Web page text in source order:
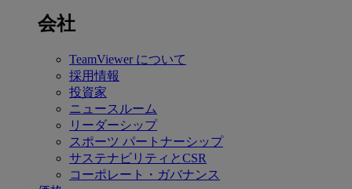
会社
TeamViewer について
採用情報
投資家
ニュースルーム
リーダーシップ
スポーツ パートナーシップ
サステナビリティとCSR
コーポレート・ガバナンス